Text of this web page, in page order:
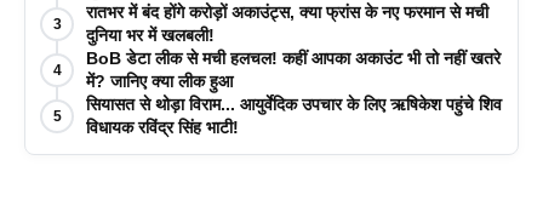
3
रातभर में बंद होंगे करोड़ों अकाउंट्स, क्या फ्रांस के नए फरमान से मची
दुनिया भर में खलबली!
4
BoB डेटा लीक से मची हलचल! कहीं आपका अकाउंट भी तो नहीं खतरे
में? जानिए क्या लीक हुआ
5
सियासत से थोड़ा विराम... आयुर्वेदिक उपचार के लिए ऋषिकेश पहुंचे शिव
विधायक रविंद्र सिंह भाटी!